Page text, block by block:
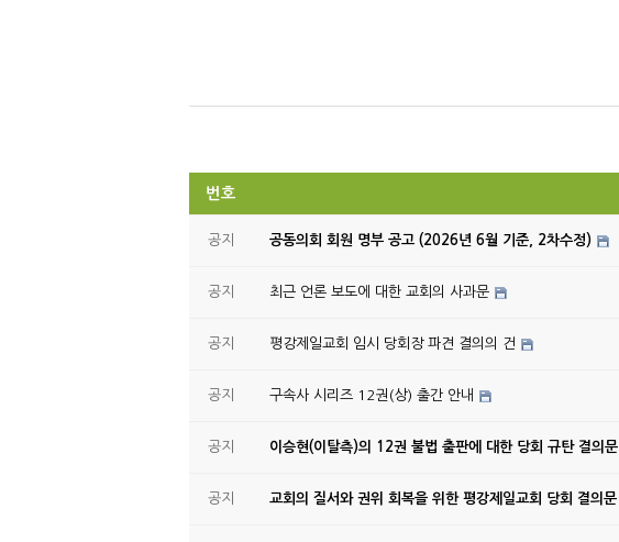
번호
공지 공동의회 회원 명부 공고 (2026년 6월 기준, 2차수정)
공지 최근 언론 보도에 대한 교회의 사과문
공지 평강제일교회 임시 당회장 파견 결의의 건
공지 구속사 시리즈 12권(상) 출간 안내
공지 이승현(이탈측)의 12권 불법 출판에 대한 당회 규탄 결의문
공지 교회의 질서와 권위 회복을 위한 평강제일교회 당회 결의문